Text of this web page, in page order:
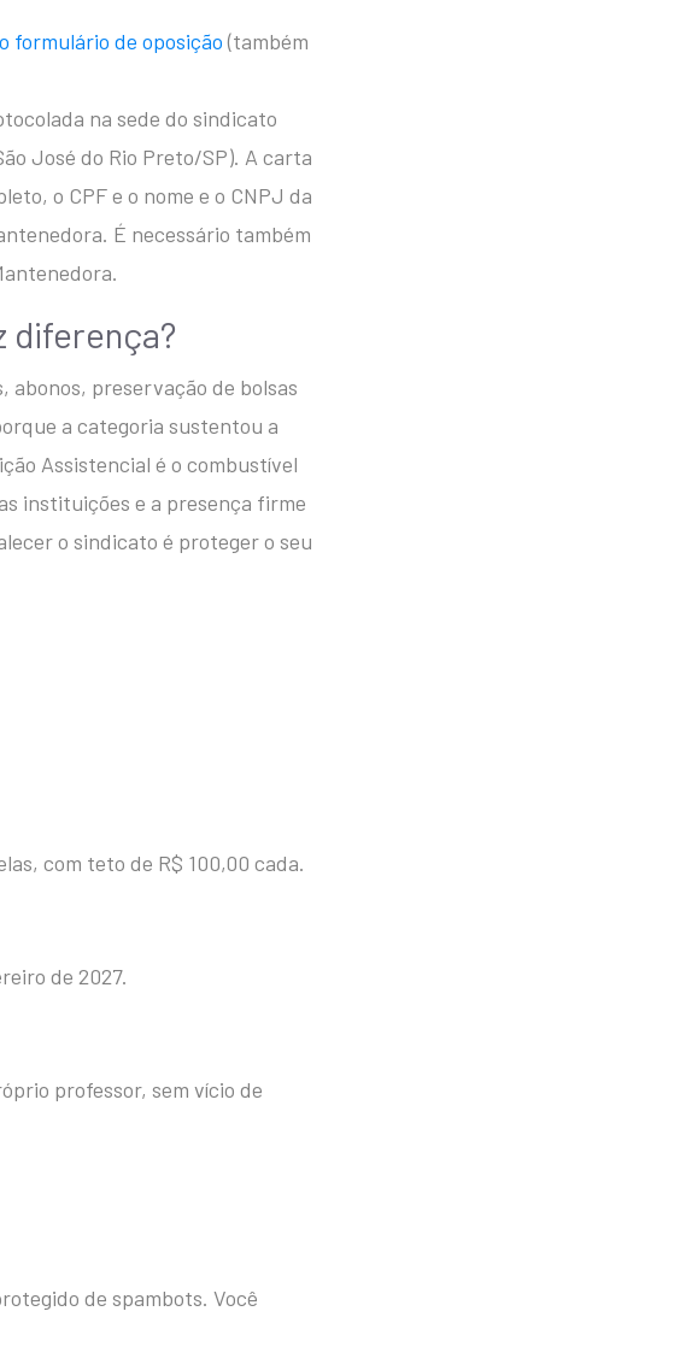
formulário de oposição(também
na sede do sindicato
José do Rio Preto/SP). A carta
o CPF e o nome e o CNPJ da
É necessário também
diferença?
abonos, preservação de bolsas
a categoria sustentou a
Assistencial é o combustível
instituições e a presença firme
o sindicato é proteger o seu
com teto de R$ 100,00 cada.
de 2027.
professor, sem vício de
de spambots. Você